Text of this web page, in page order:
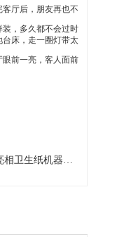
人和浴室气味传感器